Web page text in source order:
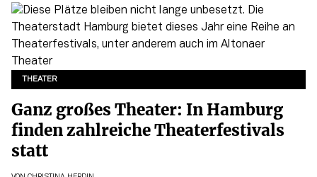
THEATER
Ganz großes Theater: In Hamburg
finden zahlreiche Theaterfestivals
statt